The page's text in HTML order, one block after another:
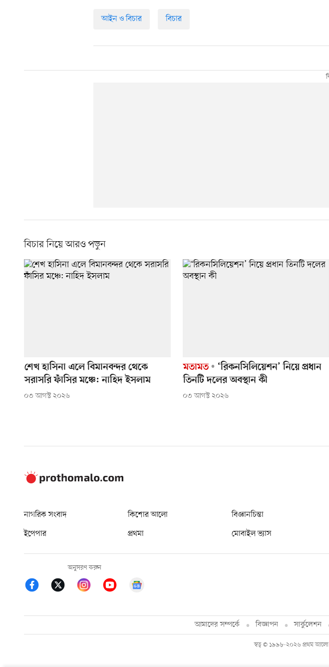
আইন ও বিচার বিচার
বিচার নিয়ে আরও পড়ুন
শেখ হাসিনা এলে বিমানবন্দর থেকে
সরাসরি ফাঁসির মঞ্চে: নাহিদ ইসলাম
০৩ আগস্ট ২০২৬
মতামত
‘রিকনসিলিয়েশন’ নিয়ে প্রধান
তিনটি দলের অবস্থান কী
০৩ আগস্ট ২০২৬
নাগরিক সংবাদ কিশোর আলো বিজ্ঞানচিন্তা
ইপেপার
প্রথমা মোবাইল ভ্যাস
অনুসরণ করুন
আমাদের সম্পর্কে বিজ্ঞাপন সার্কুলেশন
স্বত্ব © ১৯৯৮-২০২৬ প্রথম আলো